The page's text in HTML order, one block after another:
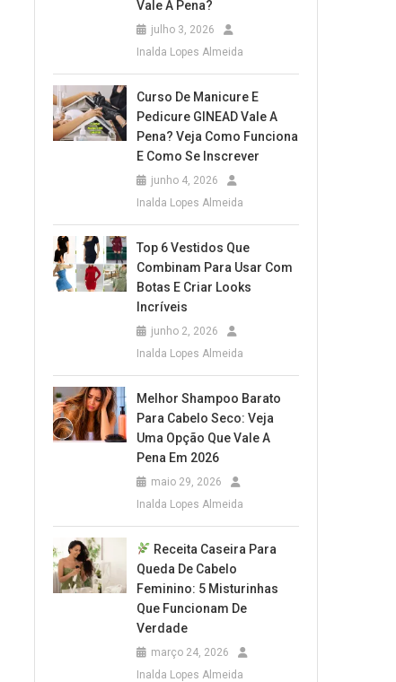
Vale A Pena?
julho 3, 2026
Inalda Lopes Almeida
Curso De Manicure E
Pedicure GINEAD Vale A
Pena? Veja Como Funciona
E Como Se Inscrever
junho 4, 2026
Inalda Lopes Almeida
Top 6 Vestidos Que
Combinam Para Usar Com
Botas E Criar Looks
Incríveis
junho 2, 2026
Inalda Lopes Almeida
Melhor Shampoo Barato
Para Cabelo Seco: Veja
Uma Opção Que Vale A
Pena Em 2026
maio 29, 2026
Inalda Lopes Almeida
Receita Caseira Para
Queda De Cabelo
Feminino: 5 Misturinhas
Que Funcionam De
Verdade
março 24, 2026
Inalda Lopes Almeida